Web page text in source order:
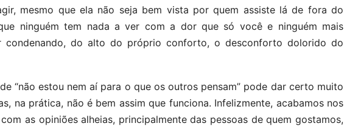
mesmo que ela não seja bem vista por quem assiste lá de fora do
ninguém tem nada a ver com a dor que só você e ninguém mais
condenando, do alto do próprio conforto, o desconforto dolorido do
“não estou nem aí para o que os outros pensam” pode dar certo muito
na prática, não é bem assim que funciona. Infelizmente, acabamos nos
as opiniões alheias, principalmente das pessoas de quem gostamos,